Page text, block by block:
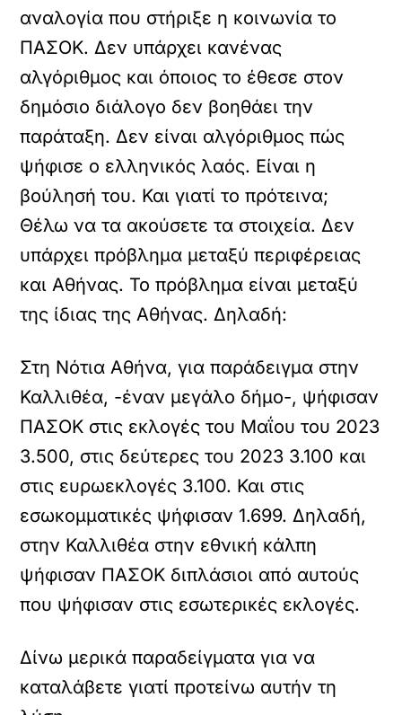
αναλογία που στήριξε η κοινωνία το
ΠΑΣΟΚ. Δεν υπάρχει κανένας
αλγόριθμος και όποιος το έθεσε στον
δημόσιο διάλογο δεν βοηθάει την
παράταξη. Δεν είναι αλγόριθμος πώς
ψήφισε ο ελληνικός λαός. Είναι η
βούλησή του. Και γιατί το πρότεινα;
Θέλω να τα ακούσετε τα στοιχεία. Δεν
υπάρχει πρόβλημα μεταξύ περιφέρειας
και Αθήνας. Το πρόβλημα είναι μεταξύ
της ίδιας της Αθήνας. Δηλαδή:
Στη Νότια Αθήνα, για παράδειγμα στην
Καλλιθέα, -έναν μεγάλο δήμο-, ψήφισαν
ΠΑΣΟΚ στις εκλογές του Μαΐου του 2023
3.500, στις δεύτερες του 2023 3.100 και
στις ευρωεκλογές 3.100. Και στις
εσωκομματικές ψήφισαν 1.699. Δηλαδή,
στην Καλλιθέα στην εθνική κάλπη
ψήφισαν ΠΑΣΟΚ διπλάσιοι από αυτούς
που ψήφισαν στις εσωτερικές εκλογές.
Δίνω μερικά παραδείγματα για να
καταλάβετε γιατί προτείνω αυτήν τη